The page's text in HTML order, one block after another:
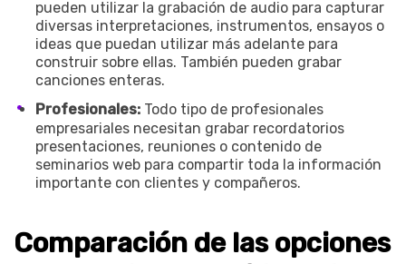
pueden utilizar la grabación de audio para capturar
diversas interpretaciones, instrumentos, ensayos o
ideas que puedan utilizar más adelante para
construir sobre ellas. También pueden grabar
canciones enteras.
Profesionales: Todo tipo de profesionales
empresariales necesitan grabar recordatorios
presentaciones, reuniones o contenido de
seminarios web para compartir toda la información
importante con clientes y compañeros.
Comparación de las opciones